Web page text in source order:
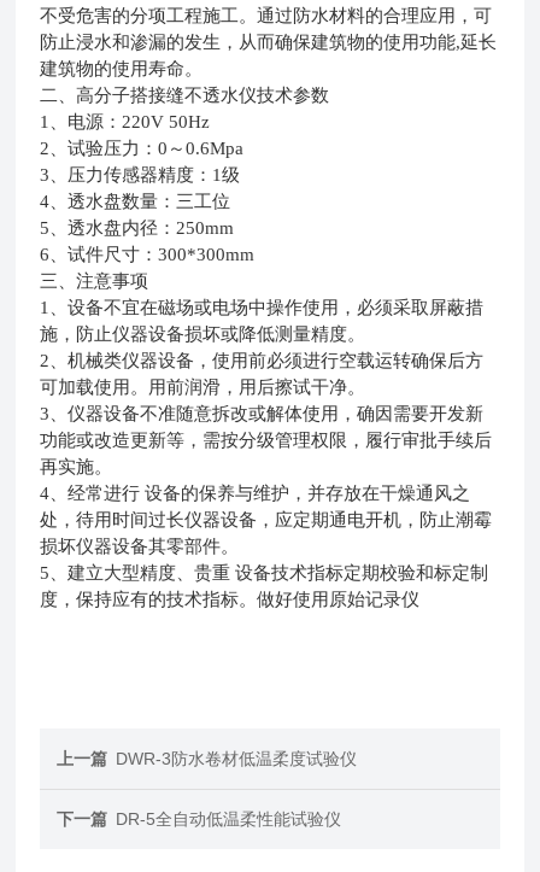
不受危害的分项工程施工。通过防水材料的合理应用，可
防止浸水和渗漏的发生，从而确保建筑物的使用功能,延长
建筑物的使用寿命。
二、高分子搭接缝不透水仪技术参数
1
、电源： 220V 50Hz
2 、试验压力：0 ～0.6Mpa
3 、压力传感器精度： 1级
4 、透水盘数量：三工位
5 、透水盘内径： 250mm
6 、试件尺寸：300*300mm
三、注意事项
1
、设备不宜在磁场或电场中操作使用，必须采取屏蔽措
施，防止仪器设备损坏或降低测量精度。
2 、机械类仪器设备，使用前必须进行空载运转确保后方
可加载使用。用前润滑，用后擦试干净。
3 、仪器设备不准随意拆改或解体使用，确因需要开发新
功能或改造更新等，需按分级管理权限，履行审批手续后
再实施。
4 、经常进行 设备的保养与维护，并存放在干燥通风之
处，待用时间过长仪器设备，应定期通电开机，防止潮霉
损坏仪器设备其零部件。
5 、建立大型精度、贵重 设备技术指标定期校验和标定制
度，保持应有的技术指标。做好使用原始记录仪
上一篇 DWR-3防水卷材低温柔度试验仪
下一篇 DR-5全自动低温柔性能试验仪